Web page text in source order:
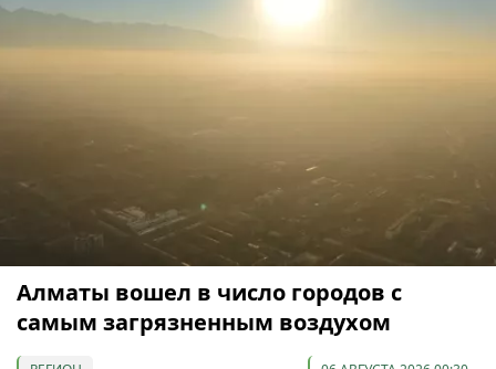
Алматы вошел в число городов с
самым загрязненным воздухом